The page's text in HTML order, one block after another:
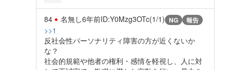
84 名無し6年前ID:Y0Mzg3OTc(1/1) NG 報告
>>1
反社会性パーソナリティ障害の方が近くないか
な？
社会的規範や他者の権利・感情を軽視し、人に対